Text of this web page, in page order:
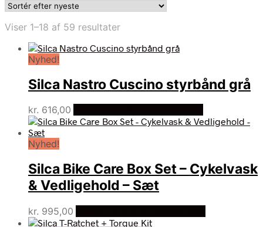
Viser 1–18 af 59 resultaterSorteret
seneste
Nyhed!
Silca Nastro Cuscino styrbånd grå
kr. 616,00
Nyhed!
Silca Bike Care Box Set – Cykelvask
& Vedligehold – Sæt
kr. 995,00